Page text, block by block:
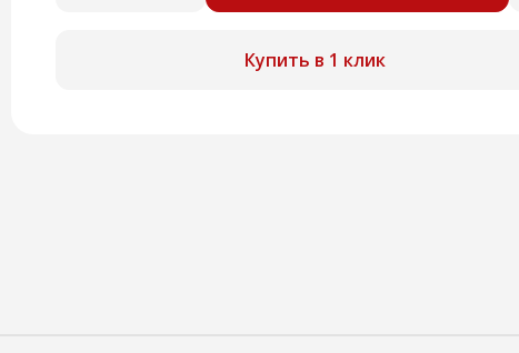
Купить в 1 клик